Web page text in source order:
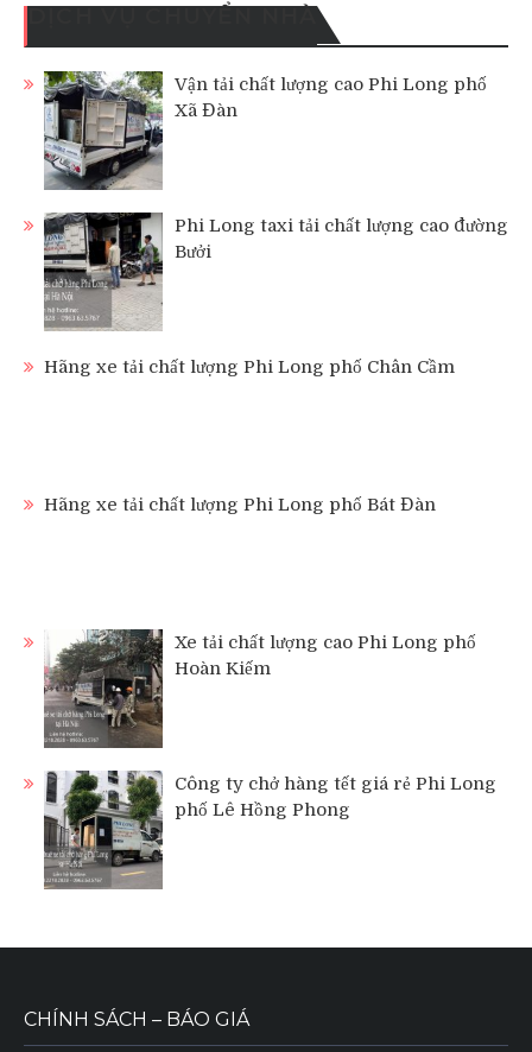
DỊCH VỤ CHUYỂN NHÀ
Vận tải chất lượng cao Phi Long phố
Xã Đàn
Phi Long taxi tải chất lượng cao đường
Bưởi
Hãng xe tải chất lượng Phi Long phố Chân Cầm
Hãng xe tải chất lượng Phi Long phố Bát Đàn
Xe tải chất lượng cao Phi Long phố
Hoàn Kiếm
Công ty chở hàng tết giá rẻ Phi Long
phố Lê Hồng Phong
CHÍNH SÁCH – BÁO GIÁ